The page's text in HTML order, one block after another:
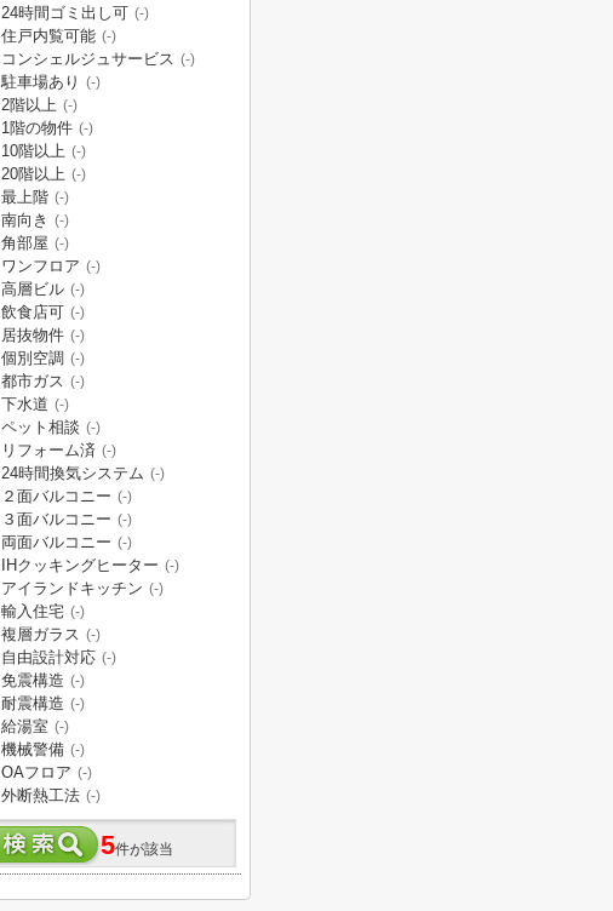
24時間ゴミ出し可 (-)
住戸内覧可能 (-)
コンシェルジュサービス (-)
駐車場あり (-)
2階以上 (-)
1階の物件 (-)
10階以上 (-)
20階以上 (-)
最上階 (-)
南向き (-)
角部屋 (-)
ワンフロア (-)
高層ビル (-)
飲食店可 (-)
居抜物件 (-)
個別空調 (-)
都市ガス (-)
下水道 (-)
ペット相談 (-)
リフォーム済 (-)
24時間換気システム (-)
２面バルコニー (-)
３面バルコニー (-)
両面バルコニー (-)
IHクッキングヒーター (-)
アイランドキッチン (-)
輸入住宅 (-)
複層ガラス (-)
自由設計対応 (-)
免震構造 (-)
耐震構造 (-)
給湯室 (-)
機械警備 (-)
OAフロア (-)
外断熱工法 (-)
5件が該当